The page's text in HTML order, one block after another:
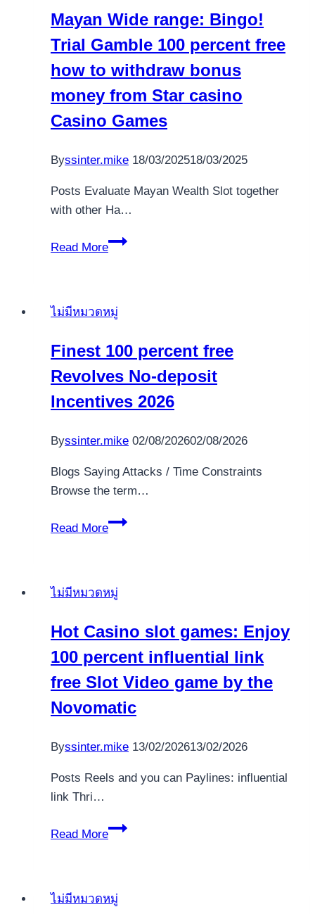
Mayan Wide range: Bingo!
Trial Gamble 100 percent free
how to withdraw bonus
money from Star casino
Casino Games
Byssinter.mike 18/03/202518/03/2025
Posts Evaluate Mayan Wealth Slot together
with other Ha…
Read More
Mayan
Trial
100
percent
how
withdraw
bonus
money
Star
ไม่มีหมวดหมู่
Finest 100 percent free
Revolves No-deposit
Incentives 2026
Byssinter.mike 02/08/202602/08/2026
Blogs Saying Attacks / Time Constraints
Browse the term…
Read More
Finest
Revolves
deposit
Incentives
2026
ไม่มีหมวดหมู่
Hot Casino slot games: Enjoy
100 percent influential link
free Slot Video game by the
Novomatic
Byssinter.mike 13/02/202613/02/2026
Posts Reels and you can Paylines: influential
link Thri…
Read More
Hot
Enjoy
ไม่มีหมวดหมู่